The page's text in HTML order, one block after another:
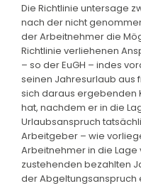
Die Richtlinie untersage
nach der nicht
der Arbeitnehmer die
Richtlinie verliehenen
– so der EuGH – indes
seinen Jahresurlaub aus
sich daraus ergebenden
hat, nachdem er in die
Urlaubsanspruch
Arbeitgeber – wie
Arbeitnehmer in die
zustehenden bezahlten
der Abgeltungsanspruch